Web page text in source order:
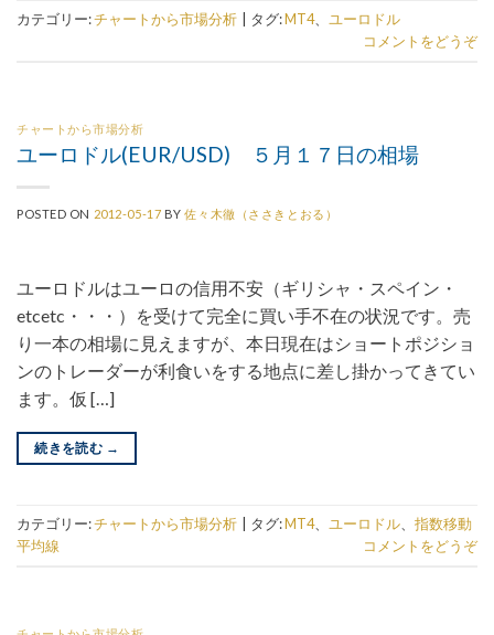
カテゴリー:チャートから市場分析 タグ:MT4、 ユーロドル
コメントをどうぞ
チャートから市場分析
ユーロドル(EUR/USD) ５月１７日の相場
POSTED ON 2012-05-17 BY佐々木徹（ささきとおる）
ユーロドルはユーロの信用不安（ギリシャ・スペイン・
etcetc・・・）を受けて完全に買い手不在の状況です。売
り一本の相場に見えますが、本日現在はショートポジショ
ンのトレーダーが利食いをする地点に差し掛かってきてい
ます。仮 […]
続きを読む →
カテゴリー:チャートから市場分析 タグ:MT4、 ユーロドル
指数移動
平均線
コメントをどうぞ